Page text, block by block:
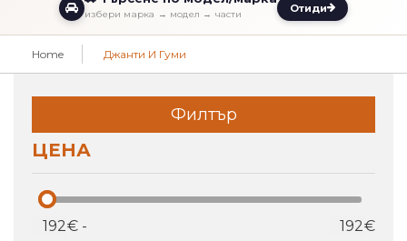
избери марка → модел → части Отиди
Home Джанти И Гуми
Филтър
ЦЕНА
€ - €